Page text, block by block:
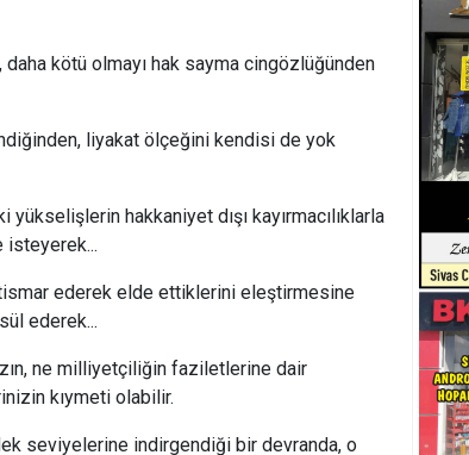
kötü olmayı hak sayma cingözlüğünden
liyakat ölçeğini kendisi de yok
hakkaniyet dışı kayırmacılıklarla
isteyerek...
ederek elde ettiklerini eleştirmesine
ederek...
ne milliyetçiliğin faziletlerine dair
kıymeti olabilir.
indirgendiği bir devranda, o